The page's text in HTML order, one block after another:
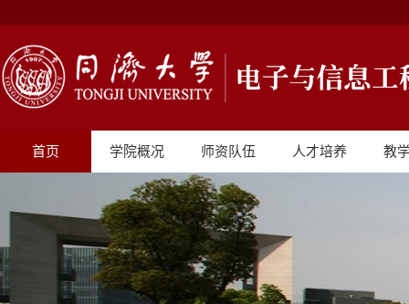
首页 学院概况 师资队伍 人才培养 教